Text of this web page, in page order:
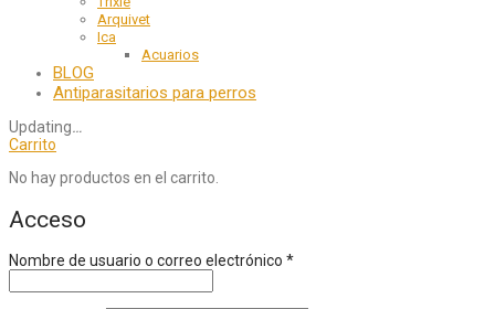
Arquivet
Ica
Acuarios
BLOG
Antiparasitarios para perros
Updating…
Carrito
No hay productos en el carrito.
Acceso
Nombre de usuario o correo electrónico *